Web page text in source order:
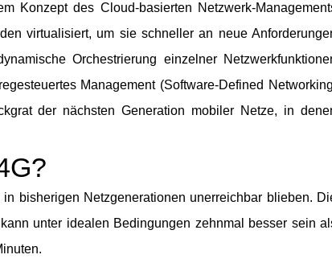
Konzept des Cloud-basierten Netzwerk-
virtualisiert, um sie schneller an neue
Orchestrierung einzelner
Management (Software-Defined
der nächsten Generation mobiler Netze, in
bisherigen Netzgenerationen unerreichbar blieben.
unter idealen Bedingungen zehnmal besser sein